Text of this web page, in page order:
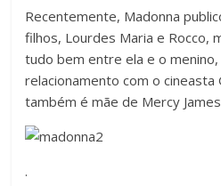
Recentemente, Madonna
filhos, Lourdes Maria e Rocco,
tudo bem entre ela e o
relacionamento com o cineasta
também é mãe de Mercy
.